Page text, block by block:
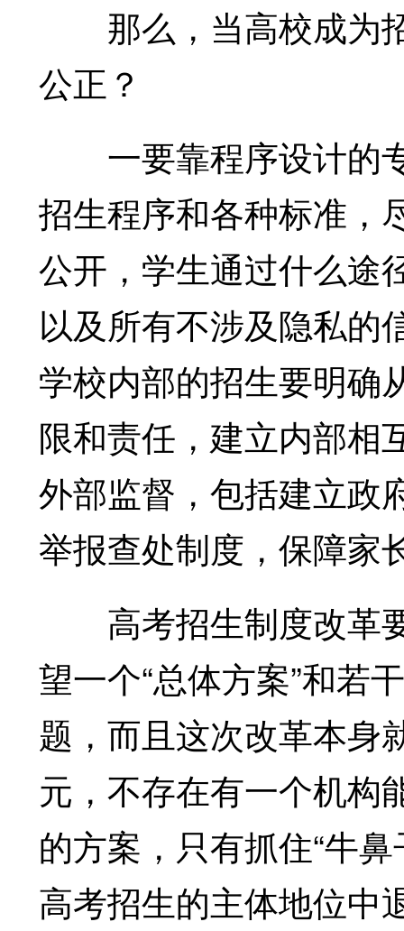
那么，当高校成为
公正？
一要靠程序设计的
招生程序和各种标准，
公开，学生通过什么途
以及所有不涉及隐私的
学校内部的招生要明确
限和责任，建立内部相
外部监督，包括建立政
举报查处制度，保障家
高考招生制度改革
望一个“总体方案”和若
题，而且这次改革本身
元，不存在有一个机构
的方案，只有抓住“牛
高考招生的主体地位中